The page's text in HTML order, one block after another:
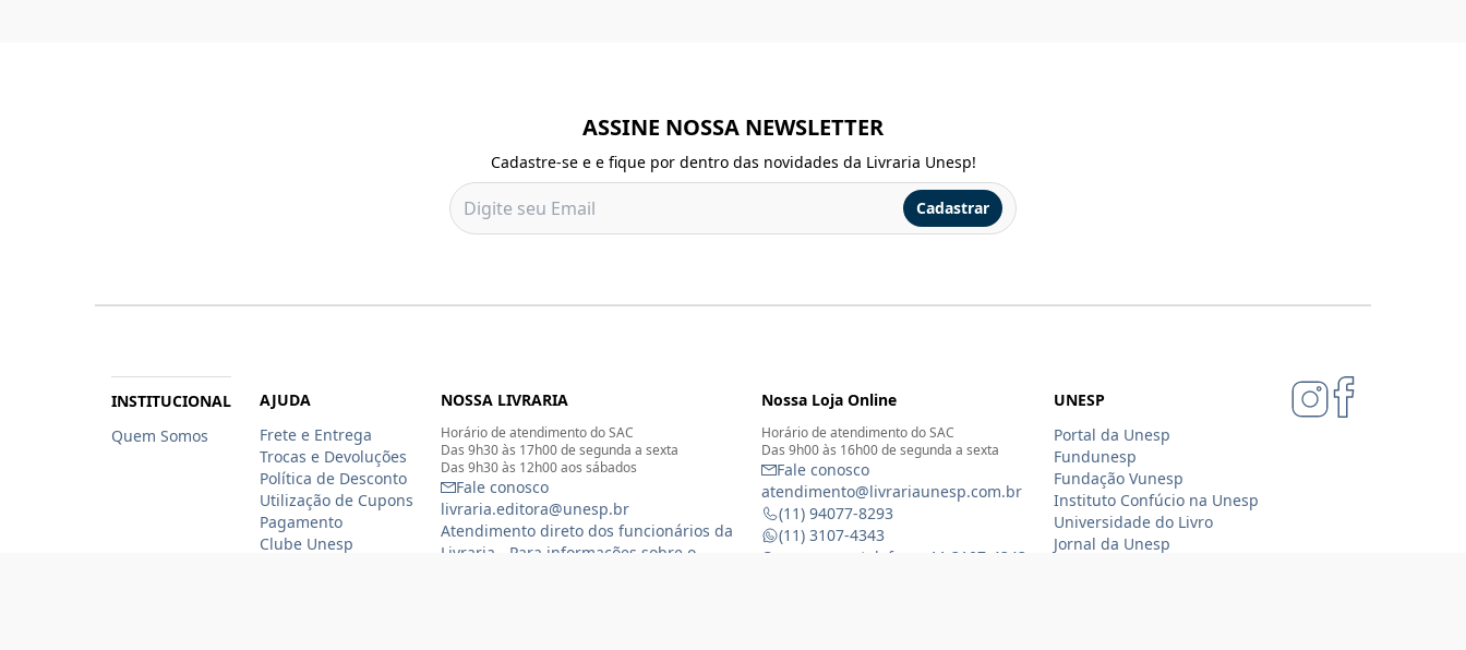
ASSINE NOSSA NEWSLETTER
Cadastre-se e e fique por dentro das novidades da Livraria Unesp!
Cadastrar
INSTITUCIONAL
Quem Somos
AJUDA
Frete e Entrega
Trocas e Devoluções
Política de Desconto
Utilização de Cupons
Pagamento
Clube Unesp
NOSSA LIVRARIA
Horário de atendimento do SAC
Das 9h30 às 17h00 de segunda a sexta
Das 9h30 às 12h00 aos sábados
Fale conosco
livraria.editora@unesp.br
Atendimento direto dos funcionários da
Livraria - Para informações sobre o
Nossa Loja Online
Horário de atendimento do SAC
Das 9h00 às 16h00 de segunda a sexta
Fale conosco
atendimento@livrariaunesp.com.br
(11) 94077-8293
(11) 3107-4343
Compras por telefone: 11 3107-4343
UNESP
Portal da Unesp
Fundunesp
Fundação Vunesp
Instituto Confúcio na Unesp
Universidade do Livro
Jornal da Unesp